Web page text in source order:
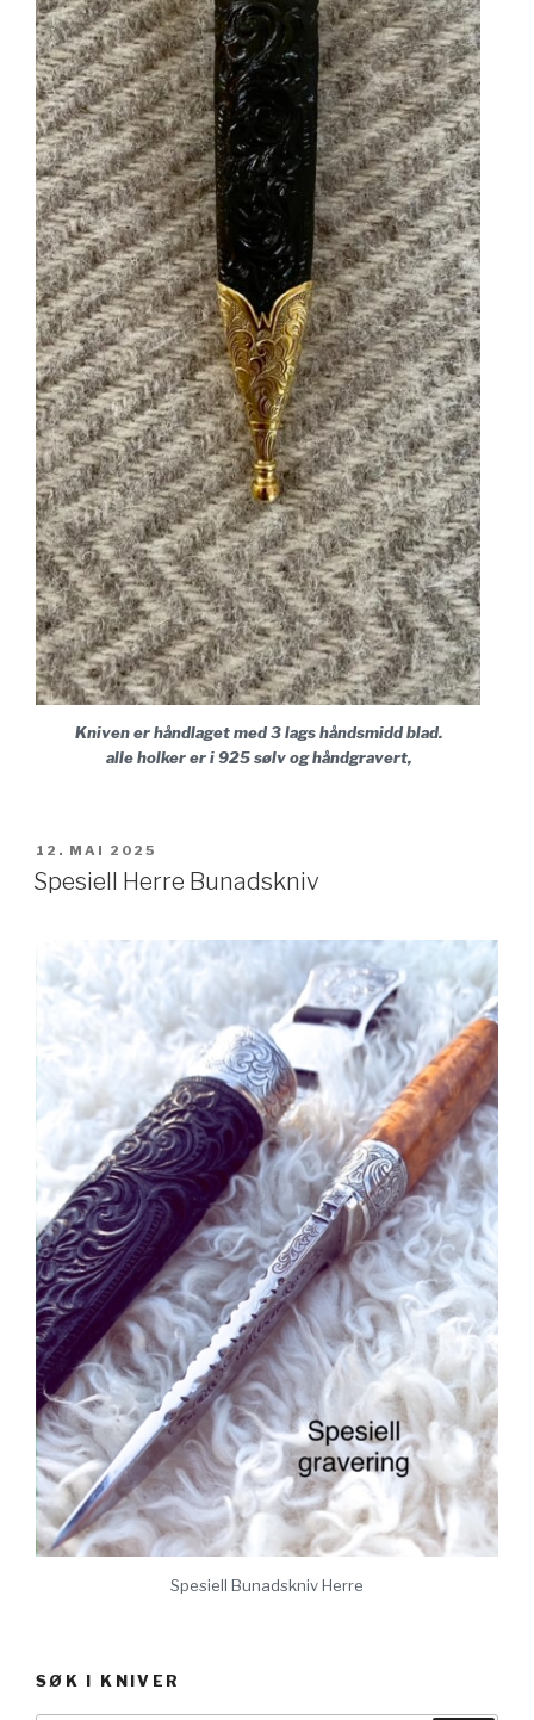
Kniven er håndlaget med 3 lags håndsmidd blad.
alle holker er i 925 sølv og håndgravert,
PUBLISERT
12. MAI 2025
Spesiell Herre Bunadskniv
Spesiell Bunadskniv Herre
SØK I KNIVER